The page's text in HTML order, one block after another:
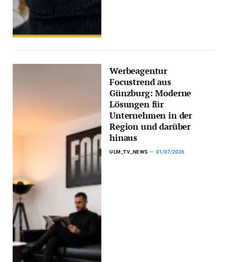
Werbeagentur
Focustrend aus
Günzburg: Moderne
Lösungen für
Unternehmen in der
Region und darüber
hinaus
ULM_TV_NEWS 01/07/2026